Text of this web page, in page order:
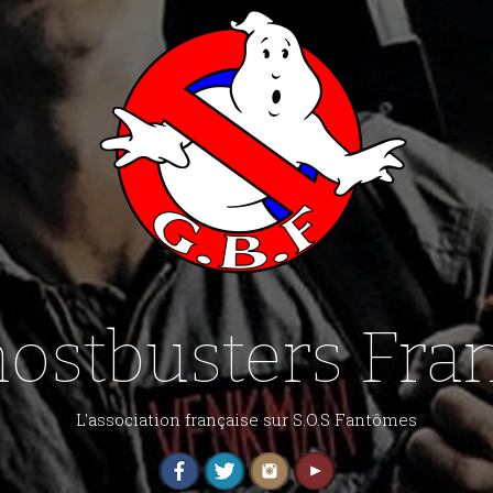
L'association française sur S.O.S Fantômes